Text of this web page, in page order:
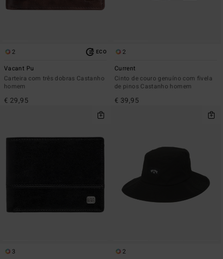
2 ECO
Vacant Pu
Carteira com três dobras Castanho
homem
€ 29,95
2
Current
Cinto de couro genuíno com fivela
de pinos Castanho homem
€ 39,95
3 2